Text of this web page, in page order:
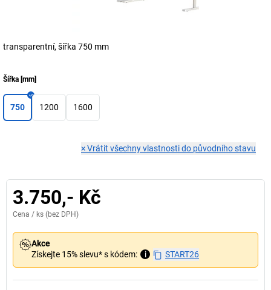
transparentní, šířka 750 mm
Šířka [mm]
750 1200 1600
×Vrátit všechny vlastnosti do původního stavu
3.750,- Kč
Cena / ks (bez DPH)
Akce
Získejte 15% slevu* s kódem:
i START26